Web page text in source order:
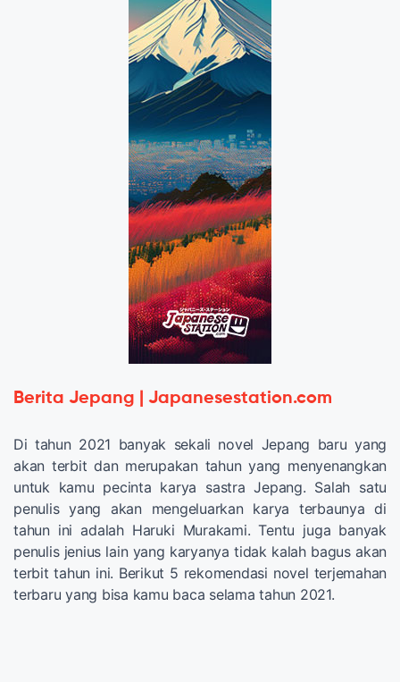
Berita Jepang | Japanesestation.com
Di tahun 2021 banyak sekali novel Jepang baru yang
akan terbit dan merupakan tahun yang menyenangkan
untuk kamu pecinta karya sastra Jepang. Salah satu
penulis yang akan mengeluarkan karya terbaunya di
tahun ini adalah Haruki Murakami. Tentu juga banyak
penulis jenius lain yang karyanya tidak kalah bagus akan
terbit tahun ini. Berikut 5 rekomendasi novel terjemahan
terbaru yang bisa kamu baca selama tahun 2021.